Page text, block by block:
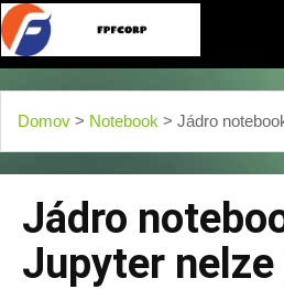
Domov > Notebook > Jádro
Jádro
Jupyter